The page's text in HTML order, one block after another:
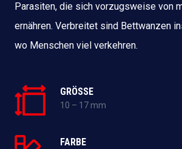
Parasiten, die sich vorzugsweise von
ernähren. Verbreitet sind Bettwanzen
wo Menschen viel verkehren.
GRÖSSE
10 – 17 mm
FARBE